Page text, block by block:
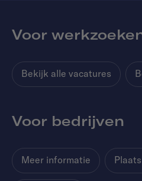
Voor
Bekijk alle vacatures
Voor bedrijven
Meer informatie